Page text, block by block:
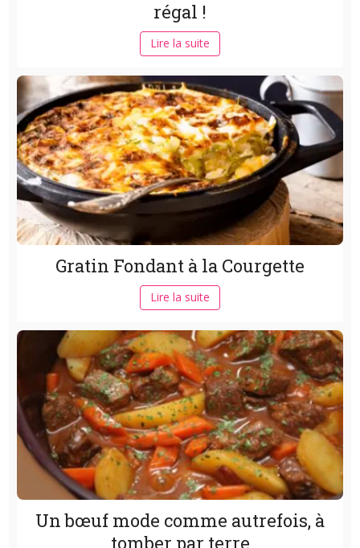
régal !
Lire la suite
Gratin Fondant à la Courgette
Lire la suite
Un bœuf mode comme autrefois, à
tomber par terre